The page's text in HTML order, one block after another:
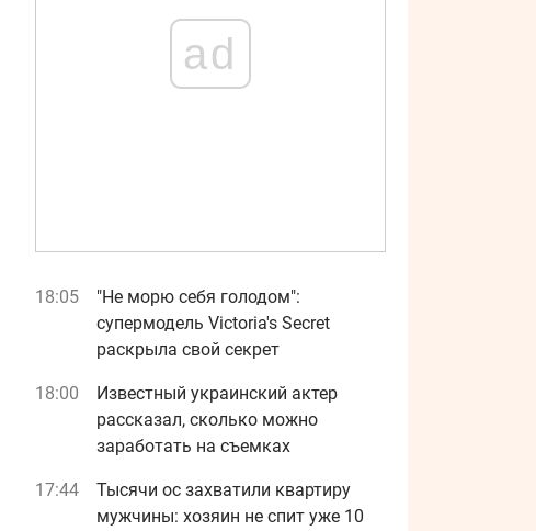
ad
18:05
"Не морю себя голодом":
супермодель Victoria's Secret
раскрыла свой секрет
18:00
Известный украинский актер
рассказал, сколько можно
заработать на съемках
17:44
Тысячи ос захватили квартиру
мужчины: хозяин не спит уже 10